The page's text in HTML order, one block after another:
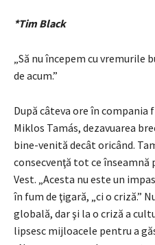
*Tim Black
„Să nu începem cu vremurile
de acum.”
După câteva ore în
Miklos Tamás, dezavuarea
bine-venită decât oricând.
consecvenţă tot ce înseamnă
Vest. „Acesta nu este un
în fum de ţigară, „ci o criză.”
globală, dar şi la o criză a
lipsesc mijloacele pentru a